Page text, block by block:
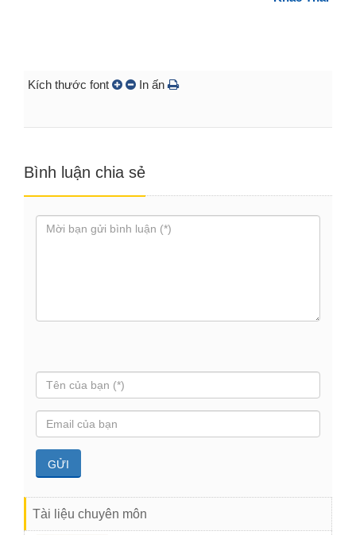
Kích thước font In ấn
Bình luận chia sẻ
Tài liệu chuyên môn